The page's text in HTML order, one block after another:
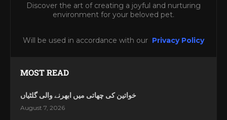
Discover the art of creating a joyful and nurturing
environment for your beloved pet.
Will be used in accordance with our Privacy Policy
MOST READ
خواتین کی چھاتی میں ابھرنے والی گلٹیاں
August 7, 2026